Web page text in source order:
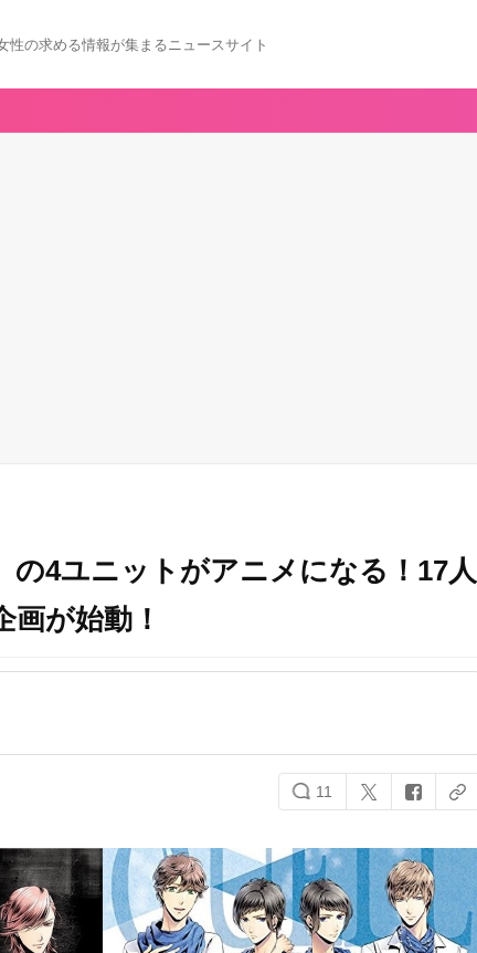
性の求める情報が集まるニュースサイト
の4ユニットがアニメになる！17人
が始動！
11